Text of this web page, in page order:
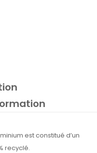
est constitué d’un
recyclé.